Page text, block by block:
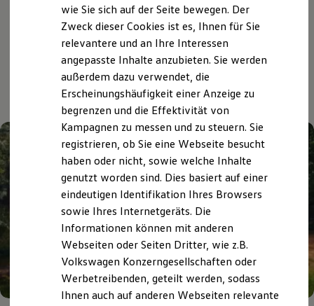
Fahrerassistenz- und Sicherheitssysteme
Kontrollleuchten
Kurzfahrprofile und Ölverdünnung
XTL-Dieselkraftstoff
Ersatzteile und Betriebsflüssigkeiten
Original Zubehör und Lifestyle Produkte
myVolkswagen
myVolkswagen Business
Elektrisch & Autonom
Elektro - & Hybridfahrzeuge
Unser Ansatz
Klimafreundlicher Strom
Reichweite & Ladelösungen
Reichweitensimulator
Ladezeitensimulator
Ladelösungen für Privatkunden
Ladelösungen für Gewerbekunden
Wallbox und Ladekabel
Förderung & Kosten der Elektrofahrzeuge
Fördermöglichkeiten für Privatkunden
Fördermöglichkeiten für Gewerbekunden
Aktuelle Highlights
und Angebote
wie Sie sich auf der Seite bewegen. Der
Zweck dieser Cookies ist es, Ihnen für Sie
relevantere und an Ihre Interessen
angepasste Inhalte anzubieten. Sie werden
außerdem dazu verwendet, die
Erscheinungshäufigkeit einer Anzeige zu
begrenzen und die Effektivität von
Kampagnen zu messen und zu steuern. Sie
registrieren, ob Sie eine Webseite besucht
haben oder nicht, sowie welche Inhalte
genutzt worden sind. Dies basiert auf einer
eindeutigen Identifikation Ihres Browsers
sowie Ihres Internetgeräts. Die
Informationen können mit anderen
Webseiten oder Seiten Dritter, wie z.B.
Volkswagen Konzerngesellschaften oder
Werbetreibenden, geteilt werden, sodass
Ihnen auch auf anderen Webseiten relevante